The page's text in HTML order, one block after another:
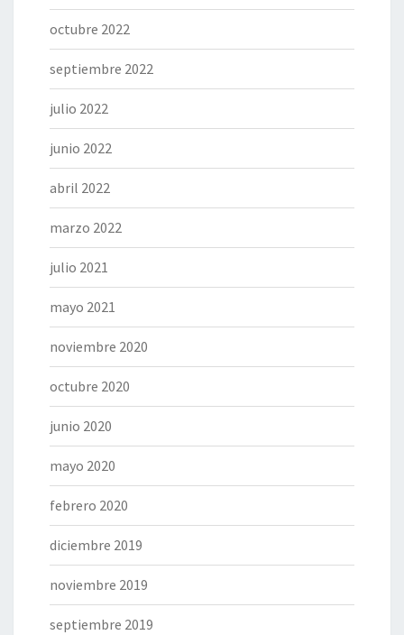
octubre 2022
septiembre 2022
julio 2022
junio 2022
abril 2022
marzo 2022
julio 2021
mayo 2021
noviembre 2020
octubre 2020
junio 2020
mayo 2020
febrero 2020
diciembre 2019
noviembre 2019
septiembre 2019